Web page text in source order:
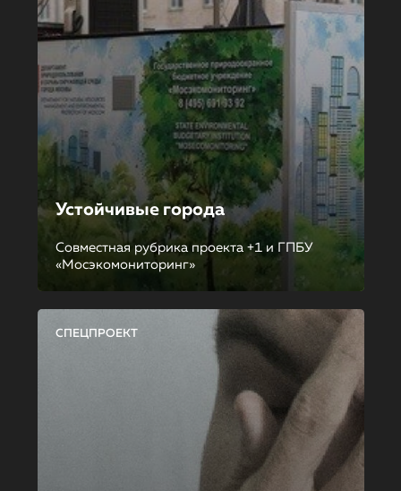
Устойчивые города
Совместная рубрика проекта +1 и ГПБУ
«Мосэкомониторинг»
СПЕЦПРОЕКТ